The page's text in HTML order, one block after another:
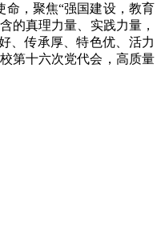
命，聚焦“强国建设，教育
的真理力量、实践力量，
、传承厚、特色优、活力
第十六次党代会，高质量